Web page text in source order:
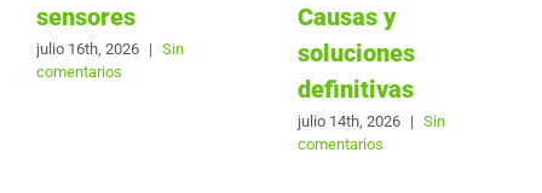
sensores
julio 16th, 2026 | Sin
comentarios
Causas y
soluciones
definitivas
julio 14th, 2026 | Sin
comentarios